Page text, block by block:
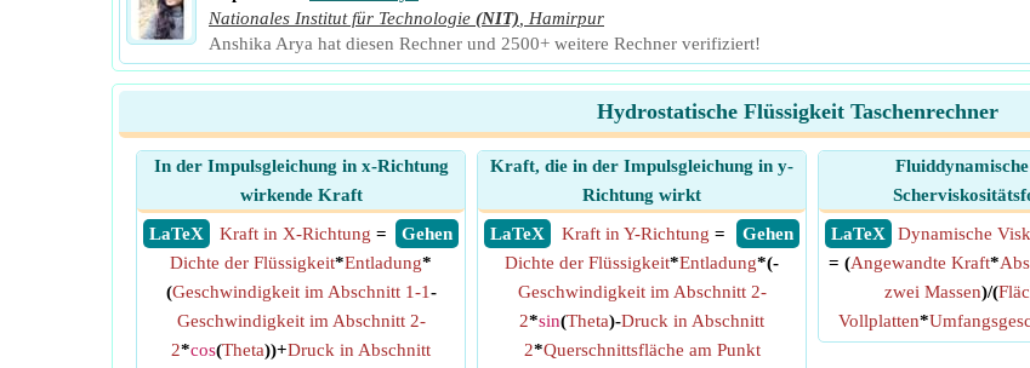
Nationales Institut für Technologie (NIT)
Hamirpur
Anshika Arya hat diesen Rechner und 2500+ weitere Rechner verifiziert!
Hydrostatische Flüssigkeit Taschenrechner
In der Impulsgleichung in x-Richtung
wirkende Kraft
​ LaTeX
​ Gehen
Kraft in X-Richtung =
Dichte der Flüssigkeit*Entladung*
(Geschwindigkeit im Abschnitt 1-1-
Geschwindigkeit im Abschnitt 2-
2*cos(Theta))+Druck in Abschnitt
Kraft, die in der Impulsgleichung in y-
Richtung wirkt
​ LaTeX
​ Gehen
Kraft in Y-Richtung =
Dichte der Flüssigkeit*Entladung*(-
Geschwindigkeit im Abschnitt 2-
2*sin(Theta)-Druck in Abschnitt
2*Querschnittsfläche am Punkt
​ LaTeX
Dynamische
= (Angewandte Kraft*
zwei Massen)/(
Vollplatten*